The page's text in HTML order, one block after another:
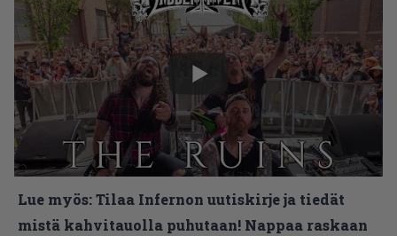
Lue myös:Tilaa Infernon uutiskirje ja tiedät
mistä kahvitauolla puhutaan! Nappaa raskaan